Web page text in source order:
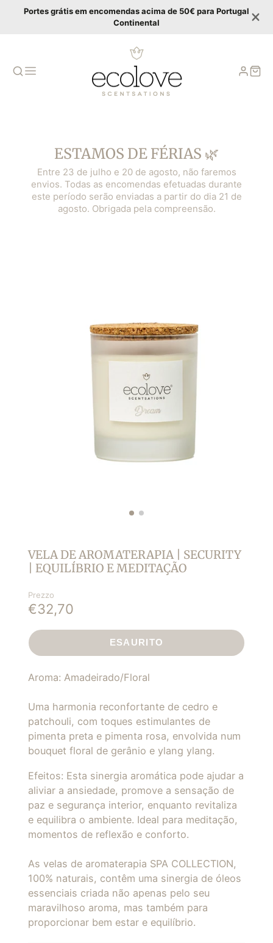
Portes grátis em encomendas acima de 50€ para Portugal
Continental
ESTAMOS DE FÉRIAS 🌿
Entre 23 de julho e 20 de agosto, não faremos
envios. Todas as encomendas efetuadas durante
este período serão enviadas a partir do dia 21 de
agosto. Obrigada pela compreensão.
VELA DE AROMATERAPIA | SECURITY
| EQUILÍBRIO E MEDITAÇÃO
Prezzo
€32,70
ESAURITO
Aroma: Amadeirado/Floral
Uma harmonia reconfortante de cedro e
patchouli, com toques estimulantes de
pimenta preta e pimenta rosa, envolvida num
bouquet floral de gerânio e ylang ylang.
Efeitos: Esta sinergia aromática pode ajudar a
aliviar a ansiedade, promove a sensação de
paz e segurança interior, enquanto revitaliza
e equilibra o ambiente. Ideal para meditação,
momentos de reflexão e conforto.
As velas de aromaterapia SPA COLLECTION,
100% naturais, contêm uma sinergia de óleos
essenciais criada não apenas pelo seu
maravilhoso aroma, mas também para
proporcionar bem estar e equilíbrio.